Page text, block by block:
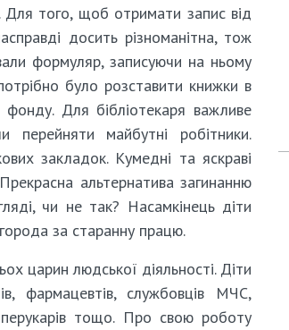
Для того, щоб отримати запис від
досить різноманітна, тож
формуляр, записуючи на ньому
було розставити книжки в
фонду. Для бібліотекаря важливе
майбутні робітники.
закладок. Кумедні та яскраві
альтернатива загинанню
чи не так? Насамкінець діти
за старанну працю.
царин людської діяльності. Діти
фармацевтів, службовців МЧС,
перукарів тощо. Про свою роботу